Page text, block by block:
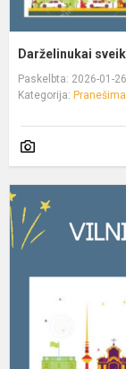
Darželinukai
Paskelbta: 2026-01-26
Kategorija: